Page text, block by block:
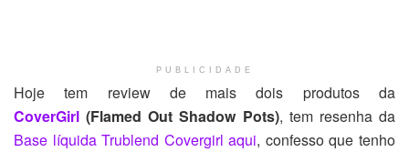
PUBLICIDADE
Hoje tem review de mais dois produtos da
CoverGirl (Flamed Out Shadow Pots), tem resenha da
Base líquida Trublend Covergirl aqui, confesso que tenho